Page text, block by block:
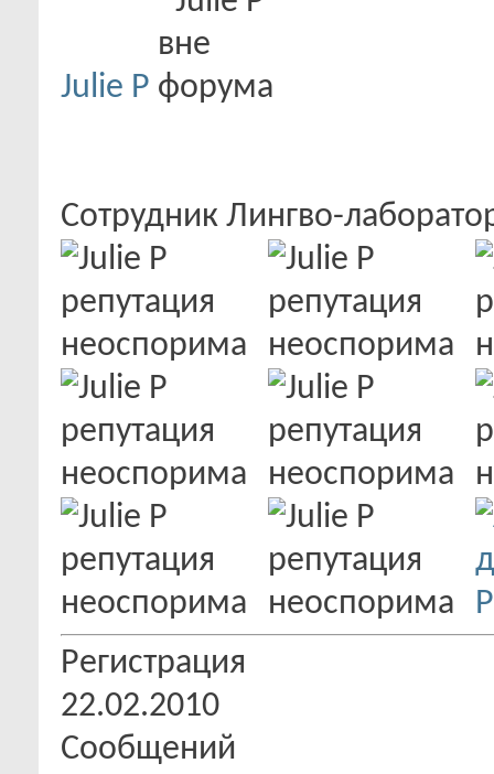
Julie P
Сотрудник Лингво-
Регистрация
22.02.2010
Сообщений